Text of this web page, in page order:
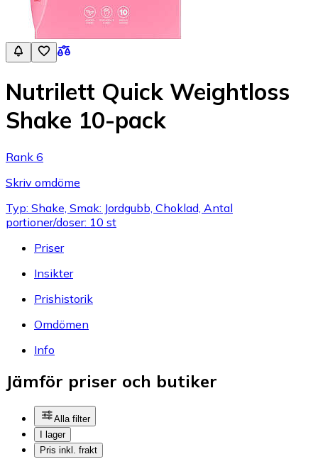
Nutrilett Quick Weightloss
Shake 10-pack
Rank 6
Skriv omdöme
Typ: Shake, Smak: Jordgubb, Choklad, Antal
portioner/doser: 10 st
Priser
Insikter
Prishistorik
Omdömen
Info
Jämför priser och butiker
Alla filter
I lager
Pris inkl. frakt